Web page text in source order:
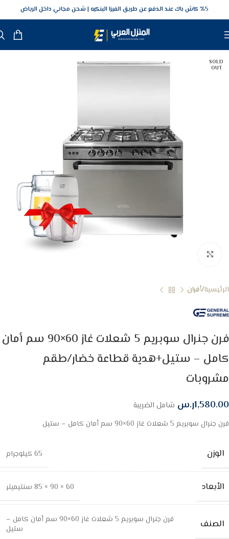
5‎% كاش باك عند الدفع عن طريق الفيزا البنكيه شحن مجاني داخل الرياض
SOLD
OUT
الرئيسية أفران
فرن جنرال سوبريم 5 شعلات غاز 60×90 سم أمان
كامل – ستيل+هدية قطاعة خضار/طقم
مشروبات
1,580.00ر.س شامل الضريبة
فرن جنرال سوبريم 5 شعلات غاز 60×90 سم أمان كامل – ستيل
الوزن 65 كيلوجرام
الأبعاد 60 × 90 × 85 سنتيميتر
الصنف
فرن جنرال سوبريم 5 شعلات غاز 60×90 سم أمان كامل –
ستيل